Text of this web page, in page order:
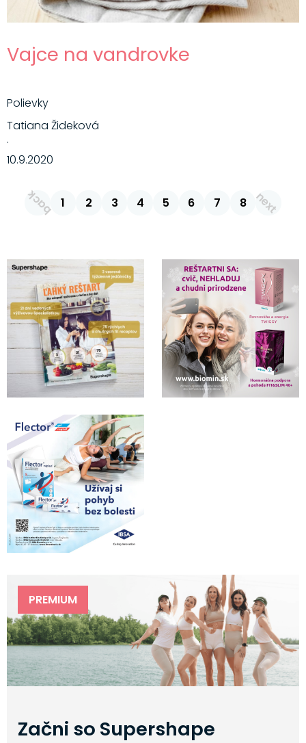
Vajce na vandrovke
Polievky
Tatiana Žideková
·
10.9.2020
back 1 2 3 4 5 6 7 8 next
PREMIUM
Začni so Supershape